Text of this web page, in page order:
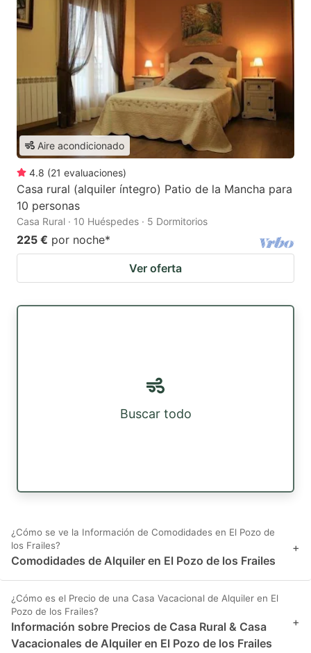
Aire acondicionado
4.8 (21 evaluaciones)
Casa rural (alquiler íntegro) Patio de la Mancha para
10 personas
Casa Rural · 10 Huéspedes · 5 Dormitorios
225 € por noche*
Ver oferta
Buscar todo
¿Cómo se ve la Información de Comodidades en El Pozo de
los Frailes?
Comodidades de Alquiler en El Pozo de los Frailes
+
¿Cómo es el Precio de una Casa Vacacional de Alquiler en El
Pozo de los Frailes?
Información sobre Precios de Casa Rural & Casa
Vacacionales de Alquiler en El Pozo de los Frailes
+